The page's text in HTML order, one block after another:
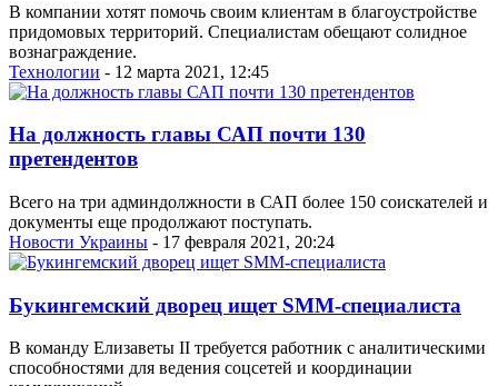
В компании хотят помочь своим клиентам в благоустройстве
придомовых территорий. Специалистам обещают солидное
вознаграждение.
Технологии - 12 марта 2021, 12:45
На должность главы САП почти 130
претендентов
Всего на три админдолжности в САП более 150 соискателей и
документы еще продолжают поступать.
Новости Украины - 17 февраля 2021, 20:24
Букингемский дворец ищет SMM-специалиста
В команду Елизаветы II требуется работник с аналитическими
способностями для ведения соцсетей и координации